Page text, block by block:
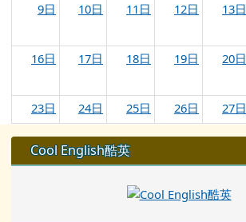
9日 10日 11日 12日 13日
16日 17日 18日 19日 20日
23日 24日 25日 26日 27日
30日 31日
左邊區域內容
Cool English酷英